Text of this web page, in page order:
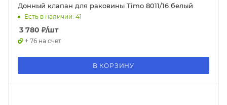
Донный клапан для раковины Timo 8011/16 белый
Есть в наличии: 41
3 780 ₽/шт
+ 76 на счет
В КОРЗИНУ